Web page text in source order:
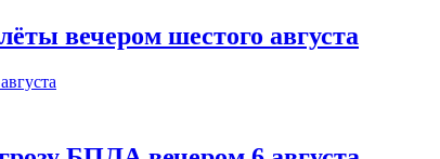
вечером шестого августа